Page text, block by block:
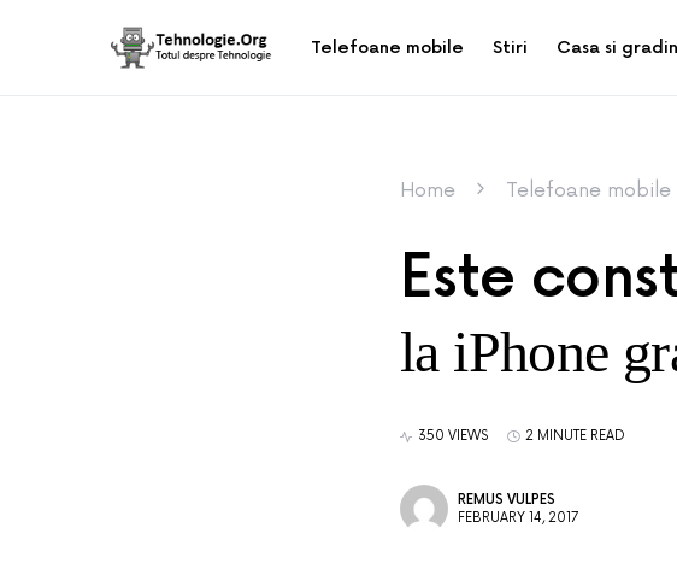
Telefoane mobile Stiri Casa si
Home Telefoane mobile
Este
la iPhone
350 VIEWS 2 MINUTE READ
REMUS VULPES
FEBRUARY 14, 2017